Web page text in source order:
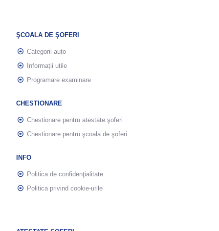
ŞCOALA DE ŞOFERI
Categorii auto
Informaţii utile
Programare examinare
CHESTIONARE
Chestionare pentru atestate şoferi
Chestionare pentru şcoala de şoferi
INFO
Politica de confidenţialitate
Politica privind cookie-urile